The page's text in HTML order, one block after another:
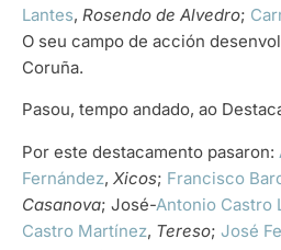
Lantes, Rosendo de Alvedro;
O seu campo de acción
Coruña.
Pasou, tempo andado, ao
Por este destacamento pasaron:
Fernández, Xicos; Francisco
Casanova; José-Antonio Castro
Castro Martínez, Tereso; José